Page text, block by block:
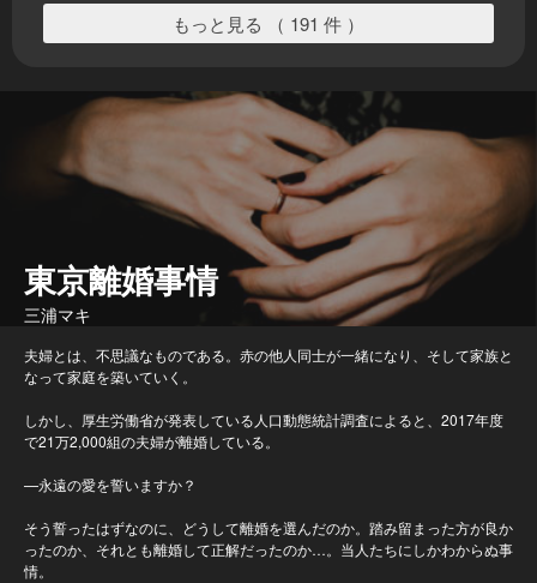
もっと見る （ 191 件 ）
東京離婚事情
三浦マキ
夫婦とは、不思議なものである。赤の他人同士が一緒になり、そして家族と
なって家庭を築いていく。
しかし、厚生労働省が発表している人口動態統計調査によると、2017年度
で21万2,000組の夫婦が離婚している。
—永遠の愛を誓いますか？
そう誓ったはずなのに、どうして離婚を選んだのか。踏み留まった方が良か
ったのか、それとも離婚して正解だったのか…。当人たちにしかわからぬ事
情。